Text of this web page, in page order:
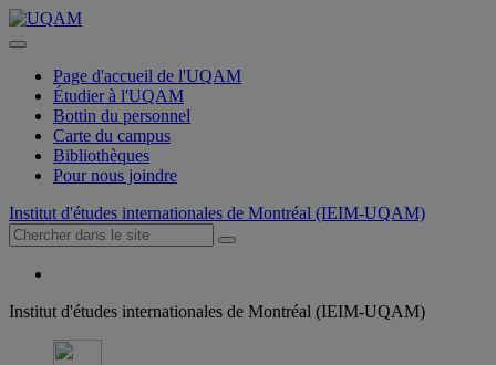
Page d'accueil de l'UQAM
Étudier à l'UQAM
Bottin du personnel
Carte du campus
Bibliothèques
Pour nous joindre
Institut d'études internationales de Montréal (IEIM-UQAM)
Institut d'études internationales de Montréal (IEIM-UQAM)